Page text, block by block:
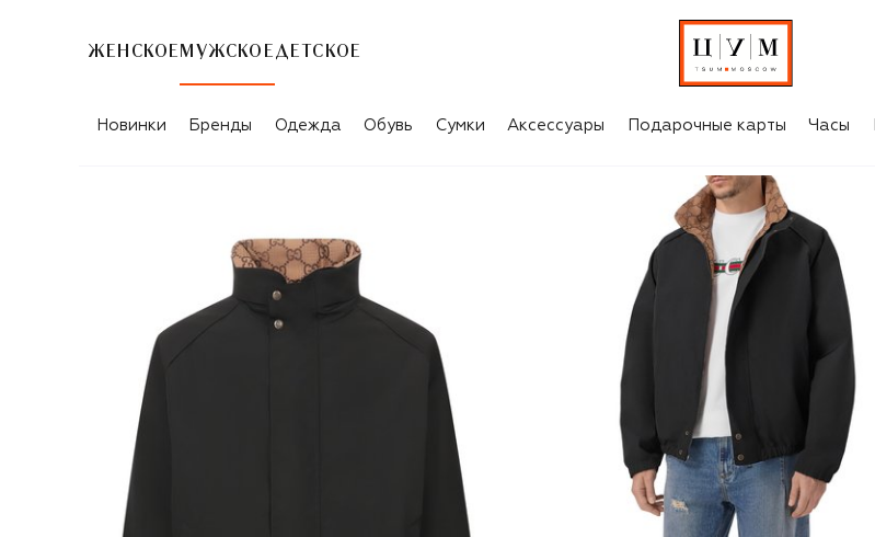
ЖЕНСКОЕ МУЖСКОЕ ДЕТСКОЕ
Новинки Бренды Одежда Обувь Сумки Аксессуары Подарочные карты Часы